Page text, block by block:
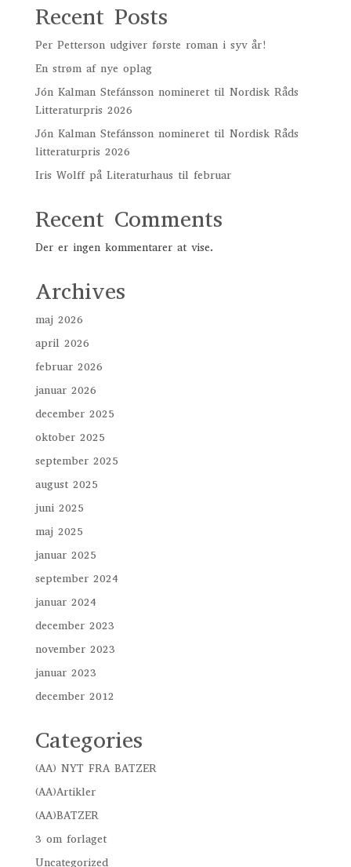
Recent Posts
Per Petterson udgiver første roman i syv år!
En strøm af nye oplag
Jón Kalman Stefánsson nomineret til Nordisk Råds
Litteraturpris 2026
Jón Kalman Stefánsson nomineret til Nordisk Råds
litteraturpris 2026
Iris Wolff på Literaturhaus til februar
Recent Comments
Der er ingen kommentarer at vise.
Archives
maj 2026
april 2026
februar 2026
januar 2026
december 2025
oktober 2025
september 2025
august 2025
juni 2025
maj 2025
januar 2025
september 2024
januar 2024
december 2023
november 2023
januar 2023
december 2012
Categories
(AA) NYT FRA BATZER
(AA)Artikler
(AA)BATZER
3 om forlaget
Uncategorized